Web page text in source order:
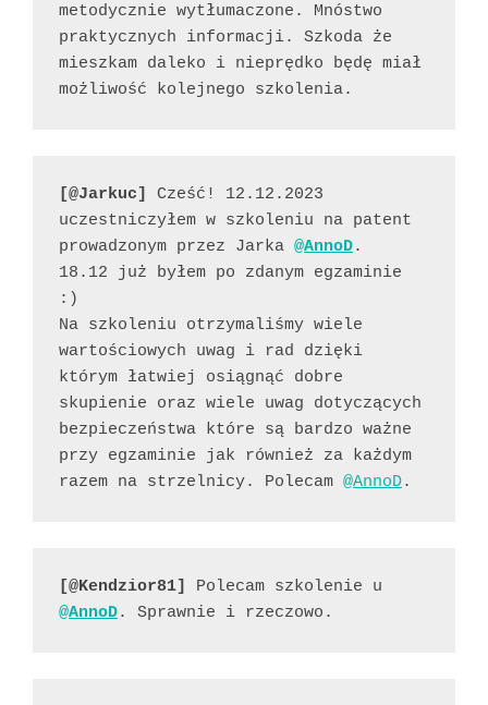
metodycznie wytłumaczone. Mnóstwo
praktycznych informacji. Szkoda że
mieszkam daleko i nieprędko będę miał
[@Jarkuc]
Cześć! 12.12.2023
uczestniczyłem w szkoleniu na patent
prowadzonym przez Jarka @AnnoD.
18.12 już byłem po zdanym egzaminie
:)
Na szkoleniu otrzymaliśmy wiele
wartościowych uwag i rad dzięki
którym łatwiej osiągnąć dobre
skupienie oraz wiele uwag dotyczących
bezpieczeństwa które są bardzo ważne
przy egzaminie jak również za każdym
razem na strzelnicy. Polecam @AnnoD.
[@Kendzior81]
@AnnoD. Sprawnie i rzeczowo.